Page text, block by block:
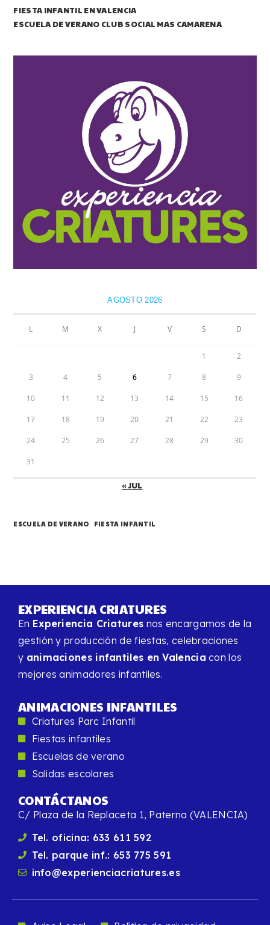
FIESTA INFANTIL EN VALENCIA
ESCUELA DE VERANO CLUB SOCIAL MAS CAMARENA
AGOSTO 2026
L M X J V S D
1 2
3 4 5 6 7 8 9
10 11 12 13 14 15 16
17 18 19 20 21 22 23
24 25 26 27 28 29 30
31
« JUL
ESCUELA DE VERANO FIESTA INFANTIL
EXPERIENCIA CRIATURES
En Experiencia Criatures nos encargamos de la
gestión y producción de fiestas, celebraciones
y animaciones infantiles en Valencia con los
mejores animadores infantiles.
ANIMACIONES INFANTILES
Criatures Parc Infantil
Fiestas infantiles
Escuelas de verano
Salidas escolares
CONTÁCTANOS
C/ Plaza de la Replaceta 1, Paterna (VALENCIA)
Tel. oficina: 633 611 592
Tel. parque inf.: 653 775 591
info@experienciacriatures.es